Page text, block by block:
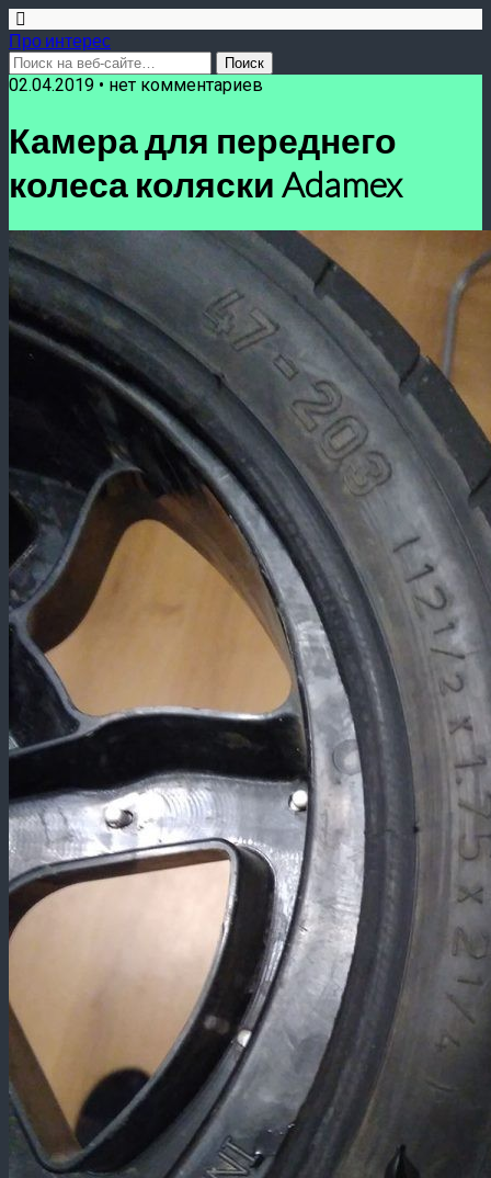
Про интерес
02.04.2019 • нет комментариев
Камера для переднего
колеса коляски Adamex